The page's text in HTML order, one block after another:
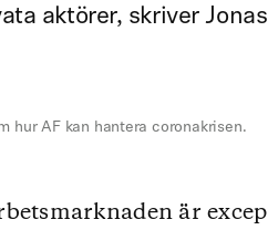
aktörer, skriver
hur AF kan hantera coronakrisen.
är